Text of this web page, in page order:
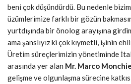
beni çok düşündürdü. Bu nedenle
üzümlerimize farklı bir gözün
yurtdışında bir önolog arayışına
ama şanslıyız ki çok kıymetli, işinin
Üretim süreçlerimizin yönetiminde
arasında yer alan Mr. Marco
gelişme ve olgunlaşma sürecine